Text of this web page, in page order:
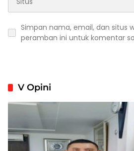
Simpan nama, email, dan situs
peramban ini untuk komentar
V Opini